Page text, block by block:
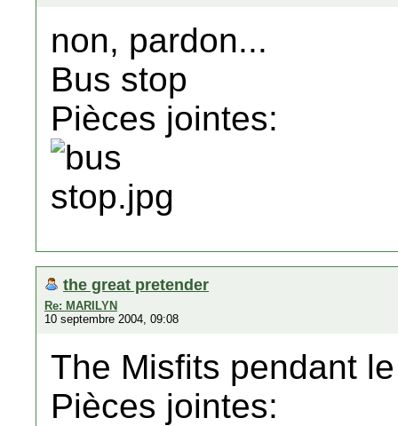
non, pardon...
Bus stop
Pièces jointes:
the great pretender
Re: MARILYN
10 septembre 2004, 09:08
The Misfits pendant
Pièces jointes: